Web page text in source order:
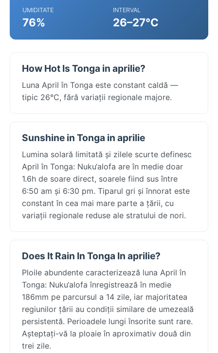
UMIDITATE
76%
INTERVAL
26–27°C
How Hot Is Tonga in aprilie?
Luna April în Tonga este constant caldă —
tipic 26°C, fără variații regionale majore.
Sunshine in Tonga in aprilie
Lumina solară limitată și zilele scurte definesc
April în Tonga: Nuku‘alofa are în medie doar
1.6h de soare direct, soarele fiind sus între
6:50 am și 6:30 pm. Tiparul gri și înnorat este
constant în cea mai mare parte a țării, cu
variații regionale reduse ale stratului de nori.
Does It Rain In Tonga In aprilie?
Ploile abundente caracterizează luna April în
Tonga: Nuku‘alofa înregistrează în medie
186mm pe parcursul a 14 zile, iar majoritatea
regiunilor țării au condiții similare de umezeală
persistentă. Perioadele lungi însorite sunt rare.
Așteptați-vă la ploaie în aproximativ două din
trei zile.